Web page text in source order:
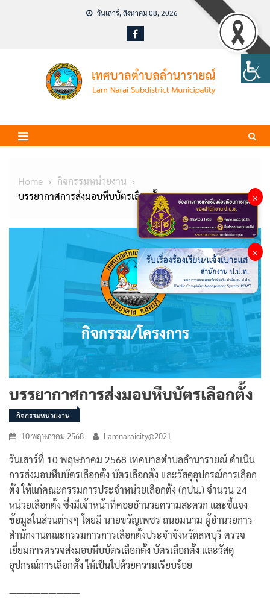
วันเสาร์, สิงหาคม 08, 2026
Home
กิจกรรมหน่วยงาน
บรรยากาศการส่งมอบหีบบัตรเลือกตั้ง
บรรยากาศการส่งมอบหีบบัตรเลือกตั้ง
กิจกรรมหน่วยงาน
10 พฤษภาคม 2568 Lamnaraicity@2021
วันเสาร์ที่ 10 พฤษภาคม 2568 เทศบาลตำบลลำนารายณ์ ดำเนิน
การส่งมอบหีบบัตรเลือกตั้ง บัตรเลือกตั้ง และวัสดุอุปกรณ์การเลือก
ตั้ง ให้แก่คณะกรรมการประจำหน่วยเลือกตั้ง (กปน.)จำนวน 24
หน่วยเลือกตั้ง ซึ่งมีเจ้าหน้าที่คอยอำนวยความสะดวก และชี้แจง
ข้อมูลในส่วนต่างๆ โดยมี นายขวัญเพชร ถนอมนาม ผู้อำนวยการ
สำนักงานคณะกรรมการการเลือกตั้งประจำจังหวัดลพบุรี ตรวจ
เยี่ยมการตรวจส่งมอบหีบบัตรเลือกตั้ง บัตรเลือกตั้ง และวัสดุ
อุปกรณ์การเลือกตั้ง ให้เป็นไปด้วยความเรียบร้อย
—————————
×
×